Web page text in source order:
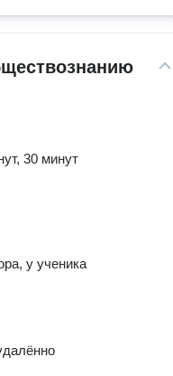
30 минут
у ученика